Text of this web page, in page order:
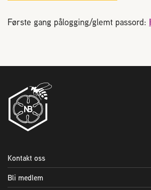
Lover og regler
Sjekkliste for kjøp og salg av
Første gang pålogging/glemt passord:
Kontakt oss
Bli medlem